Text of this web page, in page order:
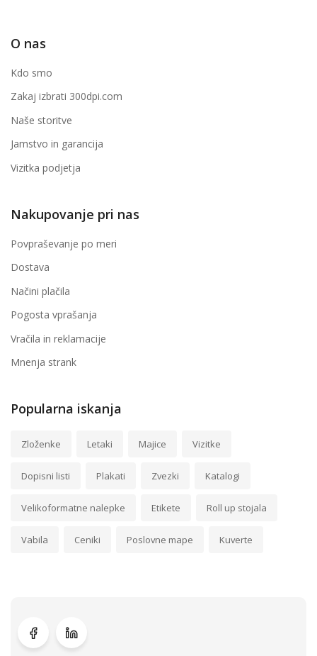
O nas
Kdo smo
Zakaj izbrati 300dpi.com
Naše storitve
Jamstvo in garancija
Vizitka podjetja
Nakupovanje pri nas
Povpraševanje po meri
Dostava
Načini plačila
Pogosta vprašanja
Vračila in reklamacije
Mnenja strank
Popularna iskanja
Zloženke Letaki Majice Vizitke
Dopisni listi Plakati Zvezki Katalogi
Velikoformatne nalepke Etikete Roll up stojala
Vabila Ceniki Poslovne mape Kuverte